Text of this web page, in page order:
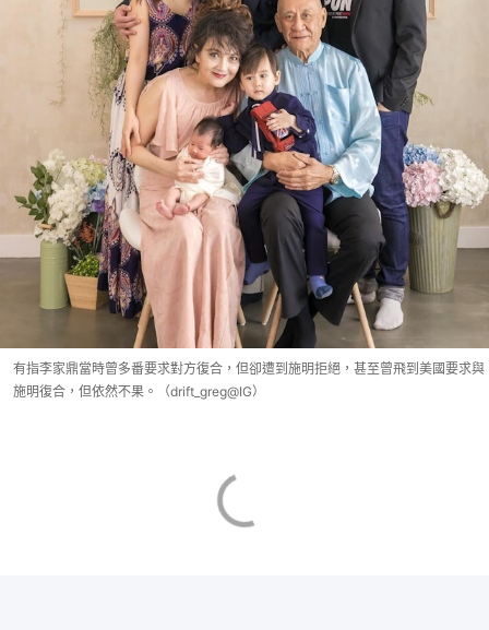
有指李家鼎當時曾多番要求對方復合，但卻遭到施明拒絕，甚至曾飛到美國要求與
施明復合，但依然不果。（drift_greg@IG）